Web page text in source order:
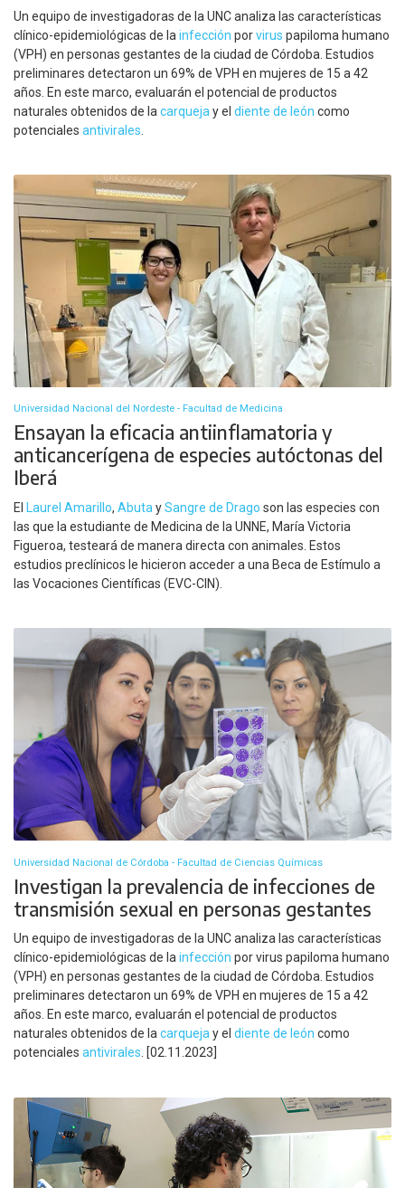
Un equipo de investigadoras de la UNC analiza las características
clínico-epidemiológicas de la infección porvirus papiloma humano
(VPH) en personas gestantes de la ciudad de Córdoba. Estudios
preliminares detectaron un 69% de VPH en mujeres de 15 a 42
años. En este marco, evaluarán el potencial de productos
naturales obtenidos de la carqueja y el diente de león como
potenciales antivirales
Universidad Nacional del Nordeste - Facultad de Medicina
Ensayan la eficacia antiinflamatoria y
anticancerígena de especies autóctonas del
Iberá
El Laurel Amarillo, Abuta ySangre de Drago son las especies con
las que la estudiante de Medicina de la UNNE, María Victoria
Figueroa, testeará de manera directa con animales. Estos
estudios preclínicos le hicieron acceder a una Beca de Estímulo a
las Vocaciones Científicas (EVC-CIN).
Universidad Nacional de Córdoba - Facultad de Ciencias Químicas
Investigan la prevalencia de infecciones de
transmisión sexual en personas gestantes
Un equipo de investigadoras de la UNC analiza las características
clínico-epidemiológicas de la infección por virus papiloma humano
(VPH) en personas gestantes de la ciudad de Córdoba. Estudios
preliminares detectaron un 69% de VPH en mujeres de 15 a 42
años. En este marco, evaluarán el potencial de productos
naturales obtenidos de la carqueja y el diente de león como
potenciales antivirales . [02.11.2023]